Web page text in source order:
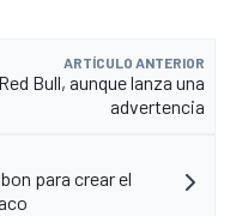
ARTÍCULO ANTERIOR
Bull, aunque lanza una
advertencia
para crear el